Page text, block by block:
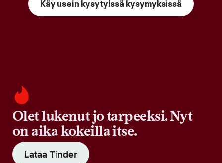
Käy usein kysytyissä kysymyksissä
Olet lukenut jo tarpeeksi. Nyt
on aika kokeilla itse.
Lataa Tinder